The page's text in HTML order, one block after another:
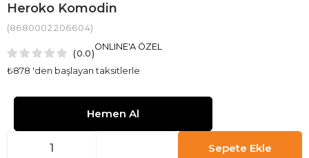
Heroko Komodin
(8680002206604)
0.0
₺878 'den başlayan taksitlerle
ONLINE'A ÖZEL